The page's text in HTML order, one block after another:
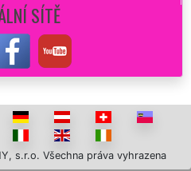
SÍTĚ
s.r.o. Všechna práva vyhrazena